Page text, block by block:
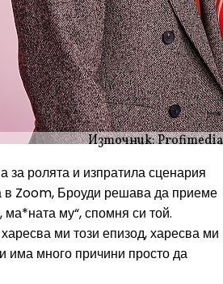
Източник: Profimedia
за ролята и изпратила сценария
Zoom, Броуди решава да приеме
ма*ната му“, спомня си той.
ми този епизод, харесва ми
има много причини просто да